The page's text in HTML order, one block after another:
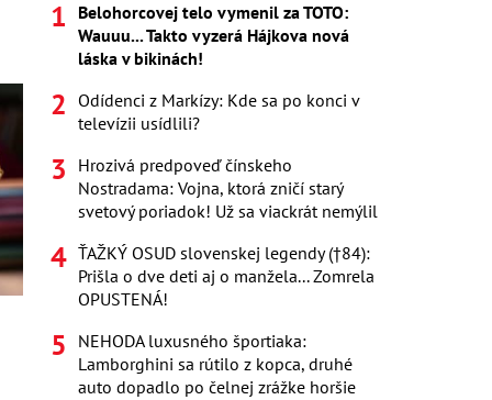
Belohorcovej telo vymenil za TOTO:
Wauuu... Takto vyzerá Hájkova nová
láska v bikinách!
Odídenci z Markízy: Kde sa po konci v
televízii usídlili?
Hrozivá predpoveď čínskeho
Nostradama: Vojna, ktorá zničí starý
svetový poriadok! Už sa viackrát nemýlil
ŤAŽKÝ OSUD slovenskej legendy (†84):
Prišla o dve deti aj o manžela... Zomrela
OPUSTENÁ!
NEHODA luxusného športiaka:
Lamborghini sa rútilo z kopca, druhé
auto dopadlo po čelnej zrážke horšie